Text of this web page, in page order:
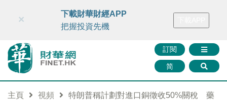
財華智庫網 FINTV FINMETA 財華證券 媒體矩陣
訂閱
简
×
下載財華財經APP
把握投資先機
主頁 視頻
特朗普稱計劃對進口銅徵收50%關稅 藥